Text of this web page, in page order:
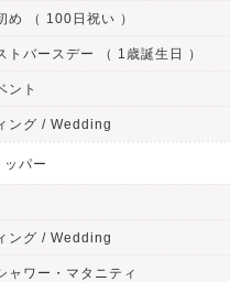
め （ 100日祝い ）
トバースデー （ 1歳誕生日 ）
ント
ング / Wedding
ッパー
ング / Wedding
ャワー・マタニティ